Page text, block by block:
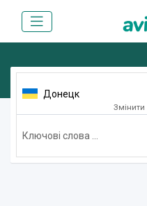
Донецк
Змінити